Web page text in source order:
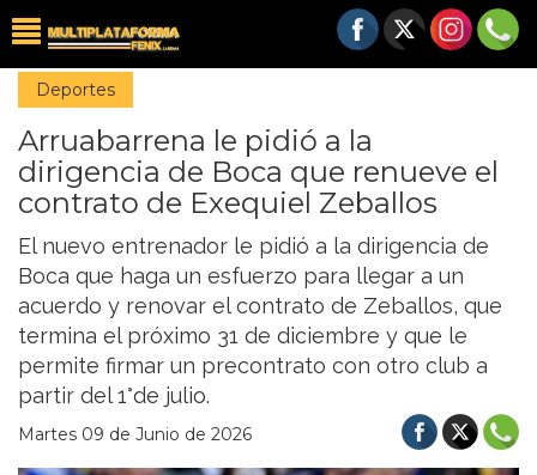
Deportes
Arruabarrena le pidió a la
dirigencia de Boca que renueve el
contrato de Exequiel Zeballos
El nuevo entrenador le pidió a la dirigencia de
Boca que haga un esfuerzo para llegar a un
acuerdo y renovar el contrato de Zeballos, que
termina el próximo 31 de diciembre y que le
permite firmar un precontrato con otro club a
partir del 1°de julio.
Martes 09 de Junio de 2026